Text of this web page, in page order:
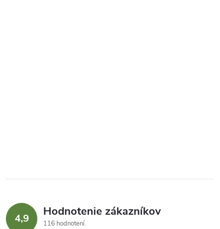
4,9 Hodnotenie zákazníkov
116 hodnotení